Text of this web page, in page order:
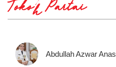
Tokoh Partai
Abdullah Azwar Anas